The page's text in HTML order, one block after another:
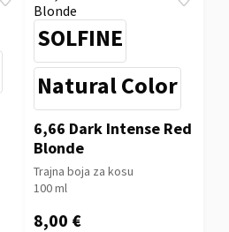
SOLFINE
Natural Color
6,66 Dark Intense Red
Blonde
Trajna boja za kosu
100 ml
8,00 €